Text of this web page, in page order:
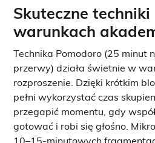
Skuteczne
warunkach
Technika Pomodoro (25 minut
przerwy) działa świetnie w
rozproszenie. Dzięki krótkim
pełni wykorzystać czas
przegapić momentu, gdy
gotować i robi się głośno.